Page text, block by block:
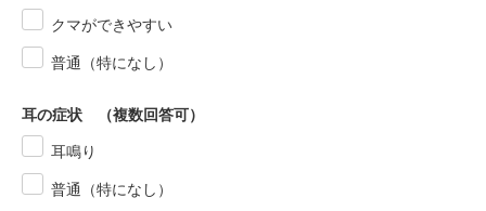
クマができやすい
普通（特になし）
耳の症状 （複数回答可）
耳鳴り
普通（特になし）